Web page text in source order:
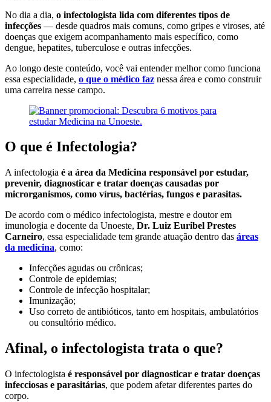
No dia a dia, o infectologista lida com diferentes tipos de
infecções — desde quadros mais comuns, como gripes e viroses, até
doenças que exigem acompanhamento mais específico, como
dengue, hepatites, tuberculose e outras infecções.
Ao longo deste conteúdo, você vai entender melhor como funciona
essa especialidade, o que o médico faz nessa área e como construir
uma carreira nesse campo.
O que é Infectologia?
A infectologia é a área da Medicina responsável por estudar,
prevenir, diagnosticar e tratar doenças causadas por
microrganismos, como vírus, bactérias, fungos e parasitas.
De acordo com o médico infectologista, mestre e doutor em
imunologia e docente da Unoeste, Dr. Luiz Euribel Prestes
Carneiro, essa especialidade tem grande atuação dentro das áreas
da medicina, como:
Infecções agudas ou crônicas;
Controle de epidemias;
Controle de infecção hospitalar;
Imunização;
Uso correto de antibióticos, tanto em hospitais, ambulatórios
ou consultório médico.
Afinal, o infectologista trata o que?
O infectologista é responsável por diagnosticar e tratar doenças
infecciosas e parasitárias, que podem afetar diferentes partes do
corpo.